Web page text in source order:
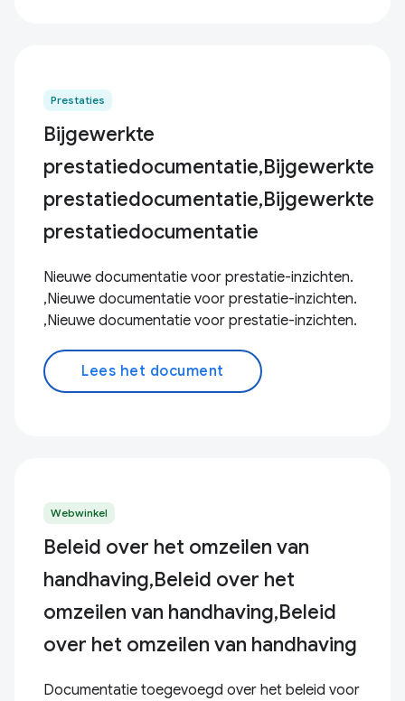
Prestaties
Bijgewerkte
prestatiedocumentatie,Bijgewerkte
prestatiedocumentatie,Bijgewerkte
prestatiedocumentatie
Nieuwe documentatie voor prestatie-inzichten.
,Nieuwe documentatie voor prestatie-inzichten.
,Nieuwe documentatie voor prestatie-inzichten.
Lees het document
Webwinkel
Beleid over het omzeilen van
handhaving,Beleid over het
omzeilen van handhaving,Beleid
over het omzeilen van handhaving
Documentatie toegevoegd over het beleid voor